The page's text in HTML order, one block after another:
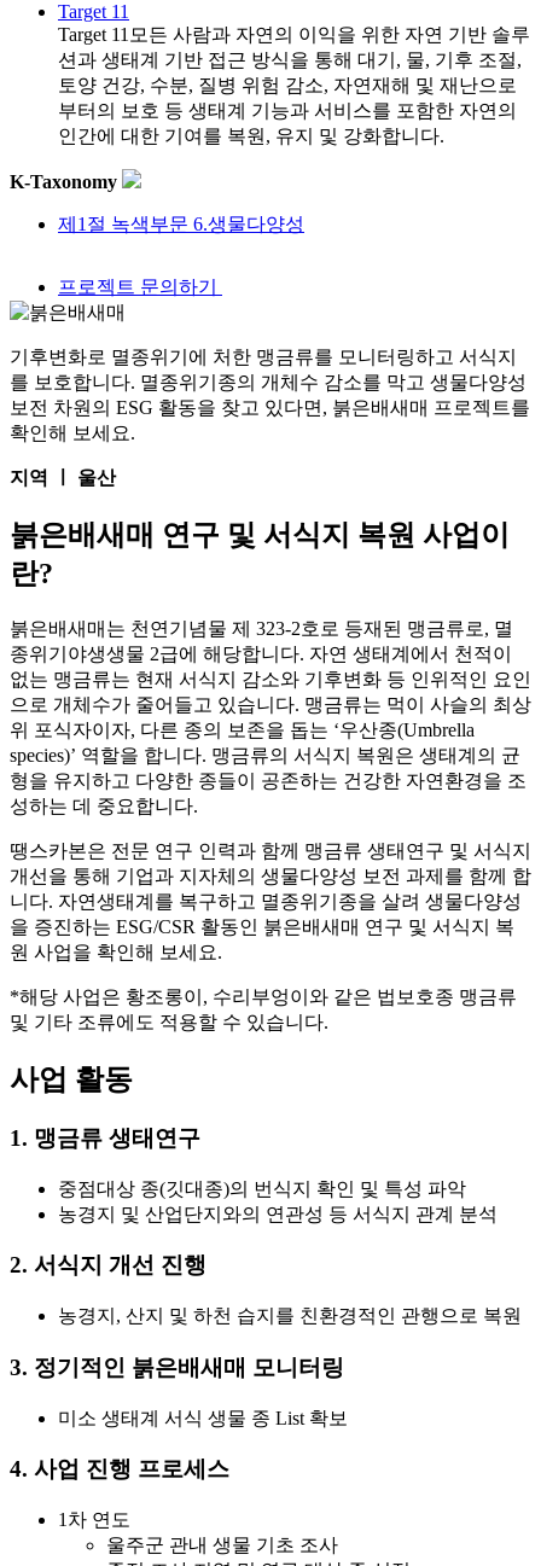
Target 11
Target 11 모든 사람과 자연의 이익을 위한 자연 기반 솔루
션과 생태계 기반 접근 방식을 통해 대기, 물, 기후 조절,
토양 건강, 수분, 질병 위험 감소, 자연재해 및 재난으로
부터의 보호 등 생태계 기능과 서비스를 포함한 자연의
인간에 대한 기여를 복원, 유지 및 강화합니다.
K-Taxonomy
제1절 녹색부문 6.생물다양성
프로젝트 문의하기
기후변화로 멸종위기에 처한 맹금류를 모니터링하고 서식지
를 보호합니다. 멸종위기종의 개체수 감소를 막고 생물다양성
보전 차원의 ESG 활동을 찾고 있다면, 붉은배새매 프로젝트를
확인해 보세요.
지역 ㅣ 울산
붉은배새매 연구 및 서식지 복원 사업이
란?
붉은배새매는 천연기념물 제 323-2호로 등재된 맹금류로, 멸
종위기야생생물 2급에 해당합니다. 자연 생태계에서 천적이
없는 맹금류는 현재 서식지 감소와 기후변화 등 인위적인 요인
으로 개체수가 줄어들고 있습니다. 맹금류는 먹이 사슬의 최상
위 포식자이자, 다른 종의 보존을 돕는 ‘우산종(Umbrella
species)’ 역할을 합니다. 맹금류의 서식지 복원은 생태계의 균
형을 유지하고 다양한 종들이 공존하는 건강한 자연환경을 조
성하는 데 중요합니다.
땡스카본은 전문 연구 인력과 함께 맹금류 생태연구 및 서식지
개선을 통해 기업과 지자체의 생물다양성 보전 과제를 함께 합
니다. 자연생태계를 복구하고 멸종위기종을 살려 생물다양성
을 증진하는 ESG/CSR 활동인 붉은배새매 연구 및 서식지 복
원 사업을 확인해 보세요.
*해당 사업은 황조롱이, 수리부엉이와 같은 법보호종 맹금류
및 기타 조류에도 적용할 수 있습니다.
사업 활동
1. 맹금류 생태연구
중점대상 종(깃대종)의 번식지 확인 및 특성 파악
농경지 및 산업단지와의 연관성 등 서식지 관계 분석
2. 서식지 개선 진행
농경지, 산지 및 하천 습지를 친환경적인 관행으로 복원
3. 정기적인 붉은배새매 모니터링
미소 생태계 서식 생물 종 List 확보
4. 사업 진행 프로세스
1차 연도
울주군 관내 생물 기초 조사